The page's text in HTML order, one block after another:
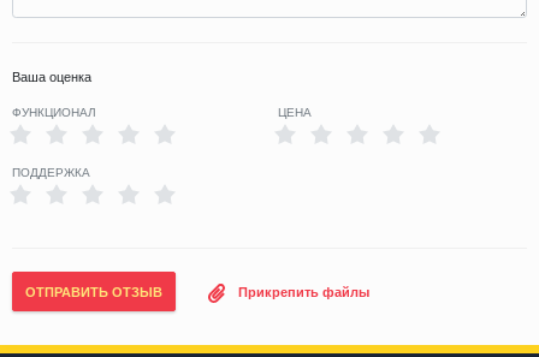
Ваша оценка
ФУНКЦИОНАЛ ЦЕНА
ПОДДЕРЖКА
ОТПРАВИТЬ ОТЗЫВ Прикрепить файлы